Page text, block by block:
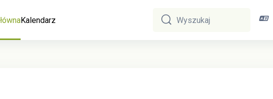
Kalendarz
Wyszukaj
Wyszukaj